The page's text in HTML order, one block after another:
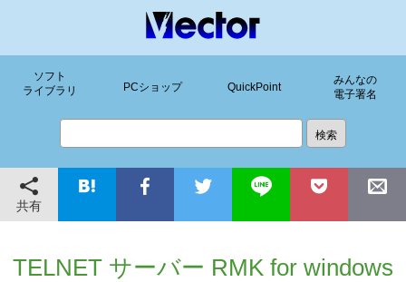
ソフト
ライブラリ
PCショップ QuickPoint
みんなの
電子署名
共有
TELNET サーバー RMK for windows